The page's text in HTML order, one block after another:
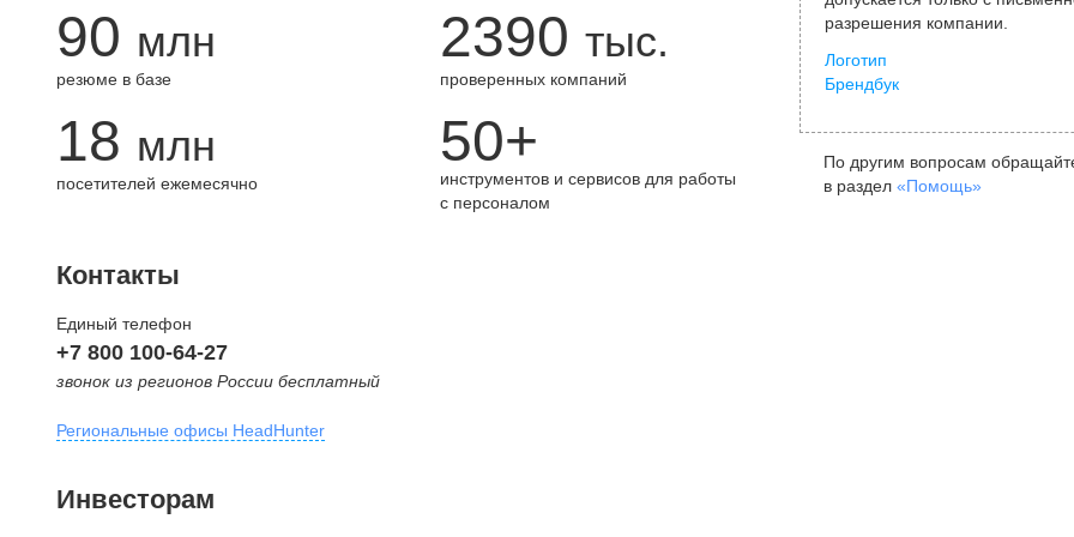
90 млн
резюме в базе
2390 тыс.
проверенных компаний
18 млн
посетителей ежемесячно
50+
инструментов и сервисов для работы
с персоналом
разрешения компании.
Логотип
Брендбук
По другим вопросам
в раздел «Помощь»
Контакты
Единый телефон
+7 800 100-64-27
звонок из регионов России бесплатный
Региональные офисы HeadHunter
внутригородская территория
Инвесторам